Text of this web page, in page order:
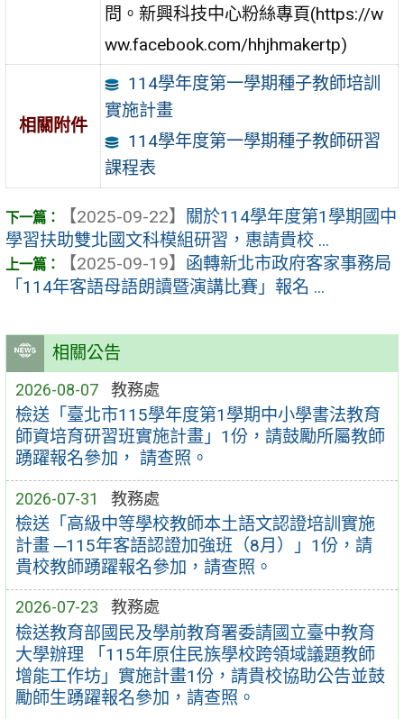
相關公告
2026-08-07 教務處
檢送「臺北市115學年度第1學期中小學書法教育
師資培育研習班實施計畫」1份，請鼓勵所屬教師
踴躍報名參加， 請查照。
2026-07-31 教務處
檢送「高級中等學校教師本土語文認證培訓實施
計畫 ─115年客語認證加強班（8月）」1份，請
貴校教師踴躍報名參加，請查照。
2026-07-23 教務處
檢送教育部國民及學前教育署委請國立臺中教育
大學辦理 「115年原住民族學校跨領域議題教師
增能工作坊」實施計畫1份，請貴校協助公告並鼓
勵師生踴躍報名參加，請查照。
問。新興科技中心粉絲專頁(https://w
ww.facebook.com/hhjhmakertp)
相關附件
114學年度第一學期種子教師培訓
實施計畫
114學年度第一學期種子教師研習
課程表
【2025-09-22】
關於114學年度第1學期國中
學習扶助雙北國文科模組研習，惠請貴校 ...
【2025-09-19】 函轉新北市政府客家事務局
「114年客語母語朗讀暨演講比賽」報名 ...